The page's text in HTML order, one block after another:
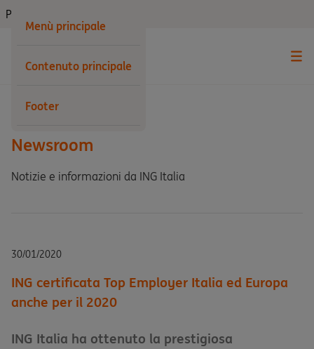
Menù principale
Contenuto principale
Footer
Privati
Newsroom
Notizie e informazioni da ING Italia
30/01/2020
ING certificata Top Employer Italia ed Europa
anche per il 2020
ING Italia ha ottenuto la prestigiosa